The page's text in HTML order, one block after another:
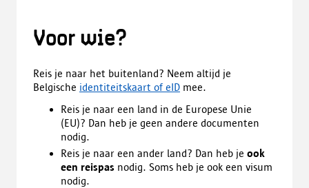
Voor wie?
Reis je naar het buitenland? Neem altijd je
Belgische identiteitskaart of eID mee.
Reis je naar een land in de Europese Unie
(EU)? Dan heb je geen andere documenten
nodig.
Reis je naar een ander land? Dan heb je ook
een reispas nodig. Soms heb je ook een visum
nodig.